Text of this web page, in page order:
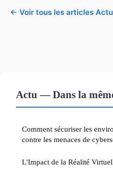
← Voir tous les articles Actu
Actu — Dans la
Comment sécuriser les
contre les menaces de
L'Impact de la Réalité